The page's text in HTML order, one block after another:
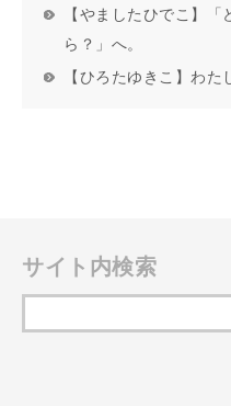
【やましたひでこ】
ら？」へ。
【ひろたゆきこ】わ
サイト内検索